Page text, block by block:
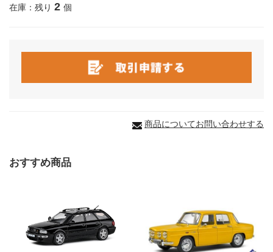
在庫：残り 2 個
商品についてお問い合わせする
おすすめ商品